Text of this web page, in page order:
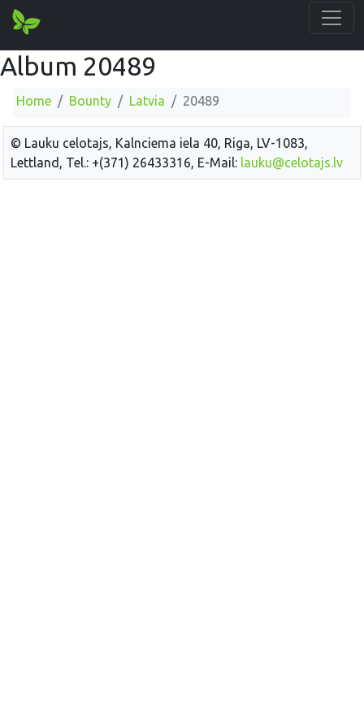
Album 20489
Home Bounty Latvia 20489
© Lauku celotajs, Kalnciema iela 40, Riga, LV-1083,
Lettland, Tel.: +(371) 26433316, E-Mail: lauku@celotajs.lv